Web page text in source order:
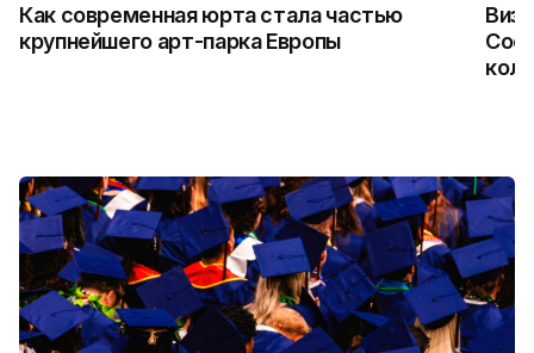
Как современная юрта стала частью
крупнейшего арт-парка Европы